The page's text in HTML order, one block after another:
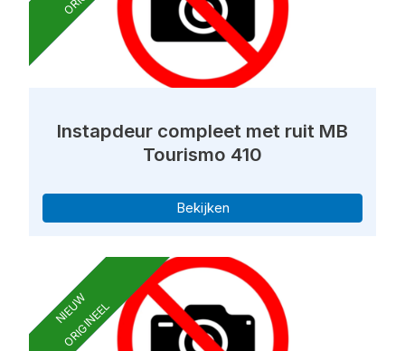
Instapdeur compleet met ruit MB
Tourismo 410
Bekijken
NIEUW
ORIGINEEL